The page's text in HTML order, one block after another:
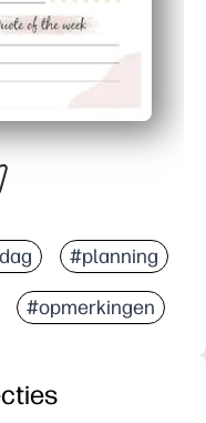
#planning
#opmerkingen